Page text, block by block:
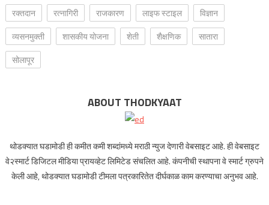
रक्‍तदान
रत्नागिरी राजकारण लाइफ स्टाइल
विज्ञान
व्यसनमुक्ती
शासकीय योजना शेती शैक्षणिक
सातारा
सोलापूर
ABOUT THODKYAAT
थोडक्यात घडामोडी ही कमीत कमी शब्दांमध्ये मराठी न्युज देणारी वेबसाइट आहे. ही वेबसाइट
वे२स्मार्ट डिजिटल मीडिया प्रायव्हेट लिमिटेड संचलित आहे. कंपनीची स्थापना वे स्मार्ट ग्रुपने
केली आहे, थोडक्यात घडामोडी टीमला पत्रकारितेत दीर्घकाळ काम करण्याचा अनुभव आहे.